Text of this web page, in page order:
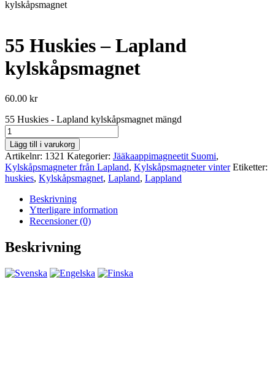
kylskåpsmagnet
55 Huskies – Lapland
kylskåpsmagnet
60.00 kr
55 Huskies - Lapland kylskåpsmagnet mängd
Lägg till i varukorg
Artikelnr: 1321 Kategorier: Jääkaappimagneetit Suomi,
Kylskåpsmagneter från Lapland, Kylskåpsmagneter vinter Etiketter:
huskies, Kylskåpsmagnet, Lapland, Lappland
Beskrivning
Ytterligare information
Recensioner (0)
Beskrivning